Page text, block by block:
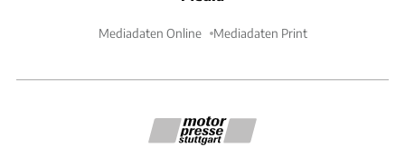
Mediadaten Online Mediadaten Print